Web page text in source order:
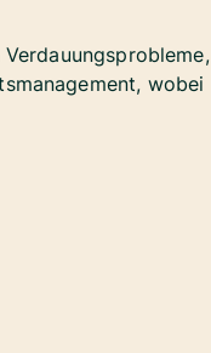
wobei